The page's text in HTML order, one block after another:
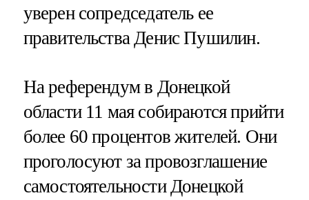
уверен сопредседатель ее
правительства Денис Пушилин.
На референдум в Донецкой
области 11 мая собираются прийти
более 60 процентов жителей. Они
проголосуют за провозглашение
самостоятельности Донецкой